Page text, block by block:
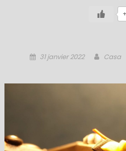
Posted
31 janvier 2022 Author
Casa